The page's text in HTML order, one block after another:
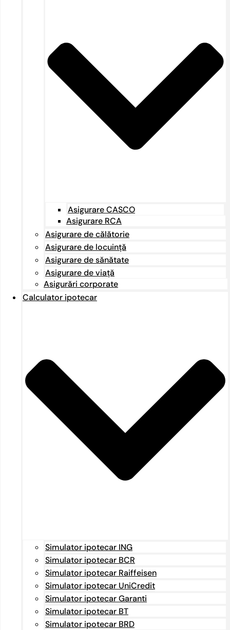
Asigurare CASCO
Asigurare RCA
Asigurare de călătorie
Asigurare de locuință
Asigurare de sănătate
Asigurare de viață
Asigurări corporate
Calculator ipotecar
Simulator ipotecar ING
Simulator ipotecar BCR
Simulator ipotecar Raiffeisen
Simulator ipotecar UniCredit
Simulator ipotecar Garanti
Simulator ipotecar BT
Simulator ipotecar BRD